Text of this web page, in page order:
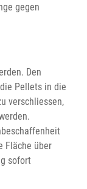
gegen
Den
Pellets in die
verschliessen,
Fläche über
sofort